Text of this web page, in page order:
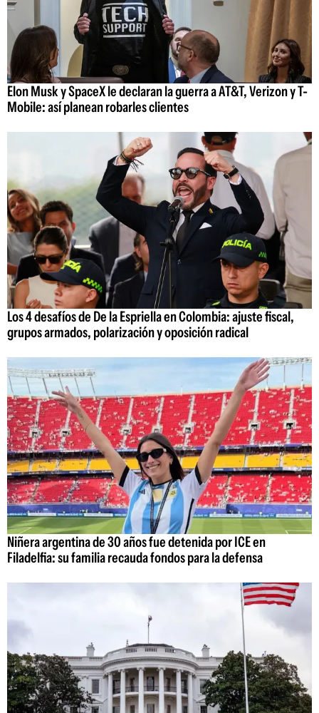
Elon Musk y SpaceX le declaran la guerra a AT&T, Verizon y T-
Mobile: así planean robarles clientes
Los 4 desafíos de De la Espriella en Colombia: ajuste fiscal,
grupos armados, polarización y oposición radical
Niñera argentina de 30 años fue detenida por ICE en
Filadelfia: su familia recauda fondos para la defensa